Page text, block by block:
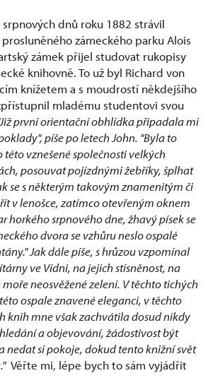
dnů roku 1882 strávil
zámeckého parku Alois
zámek přijel studovat rukopisy
knihovně. To už byl Richard von
knížetem a s moudrostí někdejšího
mladému studentovi svou
první orientační obhlídka připadala mi
píše po letech John. "Byla to
této vznešené společnosti velkých
posouvat pojízdnými žebříky, šplhat
se s některým takovým znamenitým či
v lenošce, zatímco otevřeným oknem
horkého srpnového dne, žhavý písek se
dvora se vzhůru neslo ospalé
Jak dále píše, s hrůzou vzpomínal
ve Vídni, na jejich stísněnost, na
neosvěžené zelení. V těchto tichých
ospale znavené eleganci, v těchto
knih mne však zachvátila dosud nikdy
a objevování, žádostivost být
nedat si pokoje, dokud tento knižní svět
Věřte mi, lépe bych to sám vyjádřit